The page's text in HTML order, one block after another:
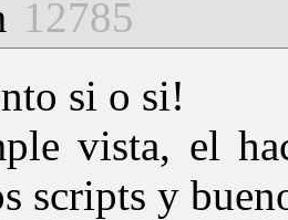
12785
si o si!
vista, el
scripts y